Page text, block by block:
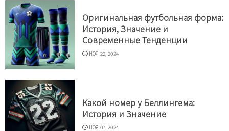
Оригинальная футбольная форма:
История, Значение и
Современные Тенденции
НОЯ 22, 2024
Какой номер у Беллингема:
История и Значение
НОЯ 07, 2024